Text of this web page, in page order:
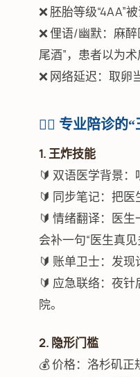
❌ 胚胎等级“4AA”
❌ 俚语/幽默：麻
尾酒”，患者以为术
❌ 网络延迟：取卵
👩‍⚕️ 专业陪诊的
1. 王炸技能
🔰 双语医学背景：
🔰 同步笔记：把医
🔰 情绪翻译：医
会补一句“医生真
🔰 账单卫士：发现
🔰 应急联络：夜
院。
2. 隐形门槛
💰 价格：洛杉矶